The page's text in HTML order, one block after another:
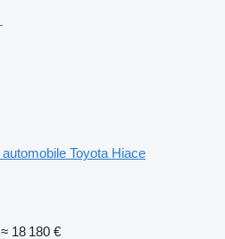
automobile Toyota Hiace
≈ 18 180 €